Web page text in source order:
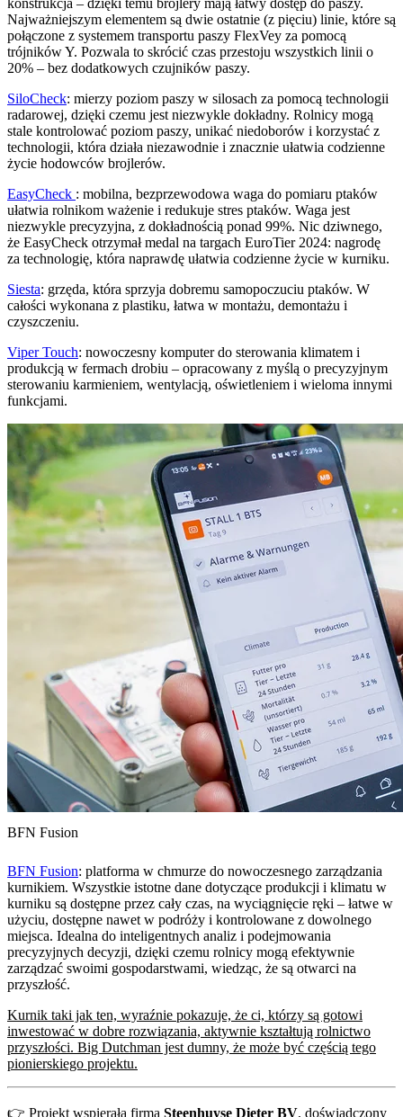
konstrukcja – dzięki temu brojlery mają łatwy dostęp do paszy.
Najważniejszym elementem są dwie ostatnie (z pięciu) linie, które są
połączone z systemem transportu paszy FlexVey za pomocą
trójników Y. Pozwala to skrócić czas przestoju wszystkich linii o
20% – bez dodatkowych czujników paszy.
SiloCheck: mierzy poziom paszy w silosach za pomocą technologii
radarowej, dzięki czemu jest niezwykle dokładny. Rolnicy mogą
stale kontrolować poziom paszy, unikać niedoborów i korzystać z
technologii, która działa niezawodnie i znacznie ułatwia codzienne
życie hodowców brojlerów.
EasyCheck : mobilna, bezprzewodowa waga do pomiaru ptaków
ułatwia rolnikom ważenie i redukuje stres ptaków. Waga jest
niezwykle precyzyjna, z dokładnością ponad 99%. Nic dziwnego,
że EasyCheck otrzymał medal na targach EuroTier 2024: nagrodę
za technologię, która naprawdę ułatwia codzienne życie w kurniku.
Siesta: grzęda, która sprzyja dobremu samopoczuciu ptaków. W
całości wykonana z plastiku, łatwa w montażu, demontażu i
czyszczeniu.
Viper Touch: nowoczesny komputer do sterowania klimatem i
produkcją w fermach drobiu – opracowany z myślą o precyzyjnym
sterowaniu karmieniem, wentylacją, oświetleniem i wieloma innymi
funkcjami.
BFN Fusion
BFN Fusion: platforma w chmurze do nowoczesnego zarządzania
kurnikiem. Wszystkie istotne dane dotyczące produkcji i klimatu w
kurniku są dostępne przez cały czas, na wyciągnięcie ręki – łatwe w
użyciu, dostępne nawet w podróży i kontrolowane z dowolnego
miejsca. Idealna do inteligentnych analiz i podejmowania
precyzyjnych decyzji, dzięki czemu rolnicy mogą efektywnie
zarządzać swoimi gospodarstwami, wiedząc, że są otwarci na
przyszłość.
Kurnik taki jak ten, wyraźnie pokazuje, że ci, którzy są gotowi
inwestować w dobre rozwiązania, aktywnie kształtują rolnictwo
przyszłości. Big Dutchman jest dumny, że może być częścią tego
pionierskiego projektu.
👉 Projekt wspierała firma Steenhuyse Dieter BV, doświadczony